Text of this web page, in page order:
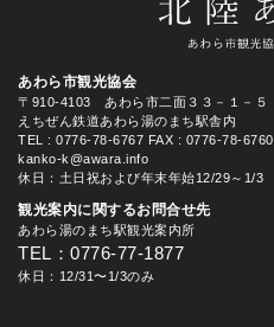
あわら市観光協会
〒910-4103 あわら市二面３３－１－５
えちぜん鉄道あわら湯のまち駅舎内
TEL
: 0776-78-6767 FAX : 0776-78-6760
kanko-k@awara.info
休日：土日祝および年末年始12/29～1/3
観光案内に関するお問合せ先
あわら湯のまち駅観光案内所
TEL：0776-77-1877
休日：12/31〜1/3のみ